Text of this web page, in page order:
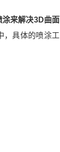
涂来解决3D曲面
，具体的喷涂工